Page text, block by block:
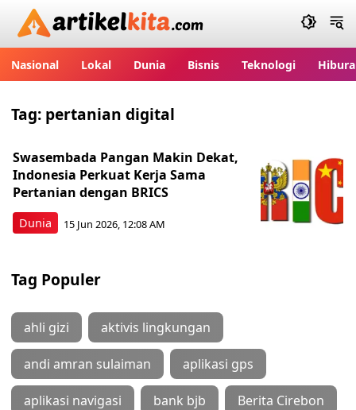
Artikelkita.com
Nasional Lokal Dunia Bisnis Teknologi
Tag: pertanian digital
Dunia
Swasembada Pangan Makin Dekat,
Indonesia Perkuat Kerja Sama
Pertanian dengan BRICS
15 Jun 2026, 12:08 AM
Tag Populer
ahli gizi aktivis lingkungan
andi amran sulaiman aplikasi gps
aplikasi navigasi bank bjb Berita Cirebon